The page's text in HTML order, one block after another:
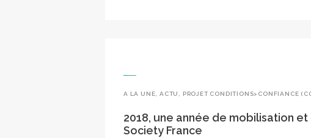
A LA UNE ,ACTU PROJET CONDITIONS>CONFIANCE
2018, une année de mobilisation
Society France